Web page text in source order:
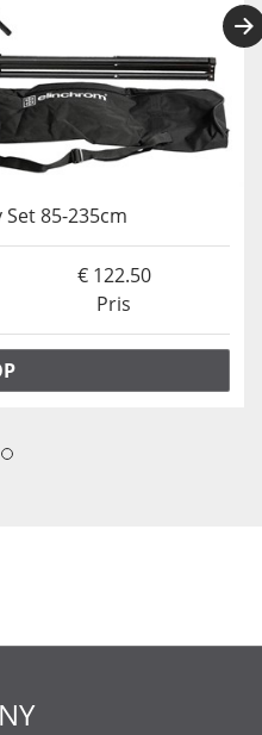
85-235cm
Pris
122.50